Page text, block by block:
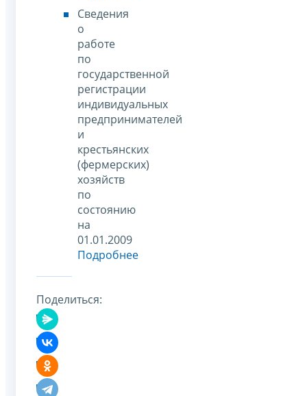
Сведения
о
работе
по
государственной
регистрации
индивидуальных
предпринимателей
и
крестьянских
(фермерских)
хозяйств
по
состоянию
на
01.01.2009
Подробнее
Поделиться: